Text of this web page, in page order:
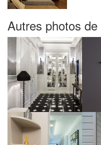
Autres photos de